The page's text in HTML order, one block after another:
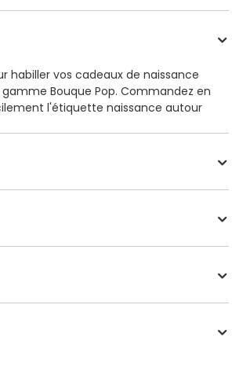
habiller vos cadeaux de naissance
Bouque Pop. Commandez en
l'étiquette naissance autour